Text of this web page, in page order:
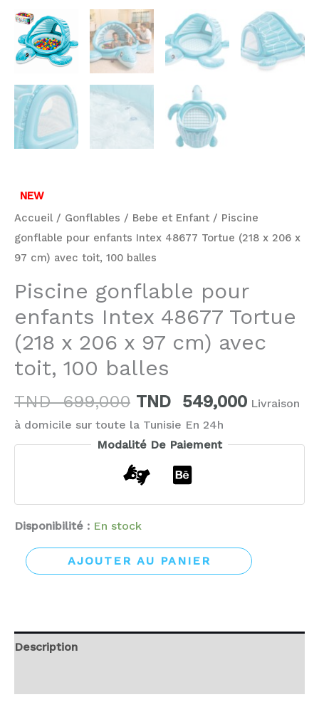
NEW
Accueil / Gonflables / Bebe et Enfant / Piscine
gonflable pour enfants Intex 48677 Tortue (218 x 206 x
97 cm) avec toit, 100 balles
Piscine gonflable pour
enfants Intex 48677 Tortue
(218 x 206 x 97 cm) avec
toit, 100 balles
TND699,000 TND 549,000 Livraison
à domicile sur toute la Tunisie En 24h
Modalité De Paiement
Disponibilité : En stock
avec
toit,
100
AJOUTER AU PANIER
Description